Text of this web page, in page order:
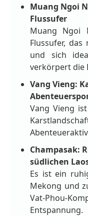
Muang Ngoi
Flussufer
Muang Ngoi
Flussufer,
und sich
verkörpert die
Vang Vieng:
Vang Vieng
Champasak:
südlichen
Es ist ein
Mekong und
Vat-Phou-
Entspannung.